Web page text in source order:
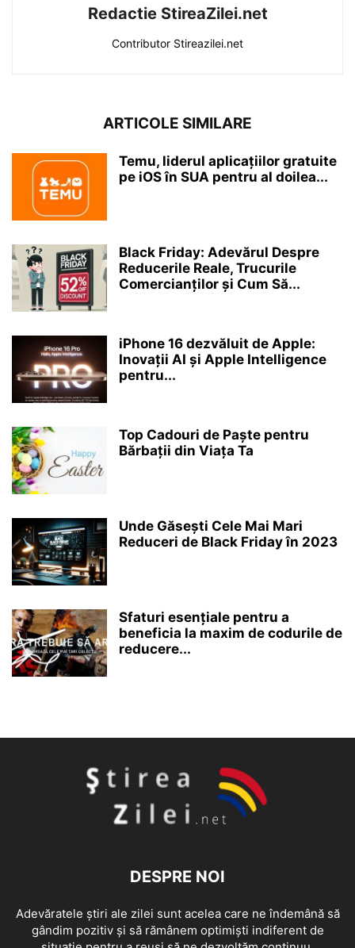
Redactie StireaZilei.net
Contributor Stireazilei.net
ARTICOLE SIMILARE
Temu, liderul aplicațiilor gratuite
pe iOS în SUA pentru al doilea...
Black Friday: Adevărul Despre
Reducerile Reale, Trucurile
Comercianților și Cum Să...
iPhone 16 dezvăluit de Apple:
Inovații AI și Apple Intelligence
pentru...
Top Cadouri de Paște pentru
Bărbații din Viața Ta
Unde Găsești Cele Mai Mari
Reduceri de Black Friday în 2023
Sfaturi esențiale pentru a
beneficia la maxim de codurile de
reducere...
DESPRE NOI
Adevăratele știri ale zilei sunt acelea care ne îndemână să
gândim pozitiv și să rămânem optimiști indiferent de